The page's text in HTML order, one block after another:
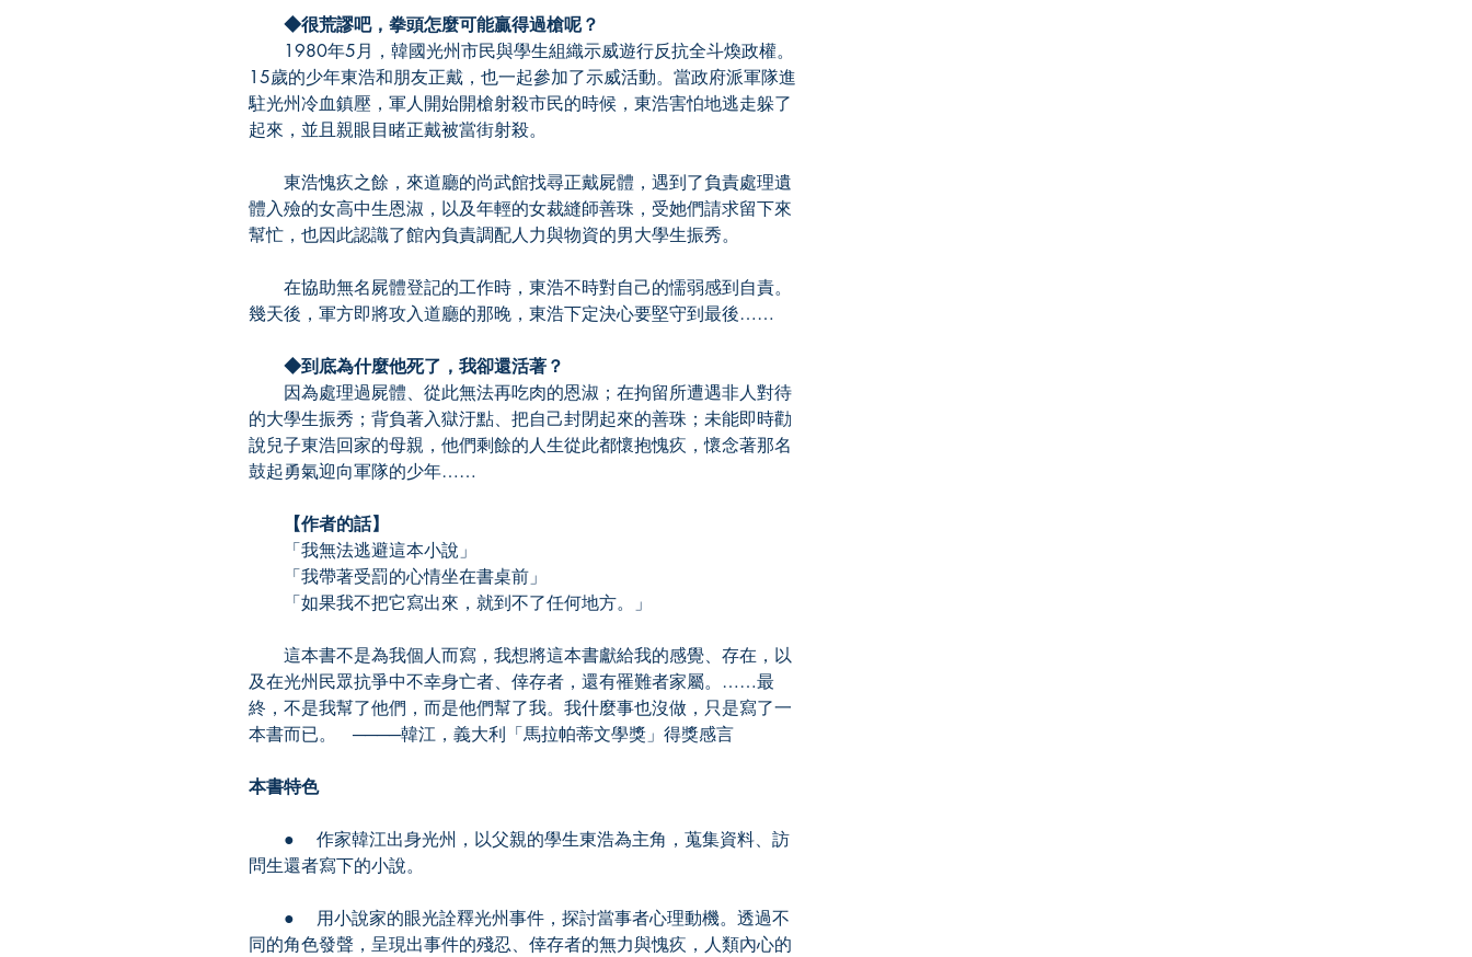
◆很荒謬吧，拳頭怎麼可能贏得過槍呢？
1980年5月，韓國光州市民與學生組織示威遊行反抗全斗煥政權。
15歲的少年東浩和朋友正戴，也一起參加了示威活動。當政府派軍隊進
駐光州冷血鎮壓，軍人開始開槍射殺市民的時候，東浩害怕地逃走躲了
起來，並且親眼目睹正戴被當街射殺。
東浩愧疚之餘，來道廳的尚武館找尋正戴屍體，遇到了負責處理遺
體入殮的女高中生恩淑，以及年輕的女裁縫師善珠，受她們請求留下來
幫忙，也因此認識了館內負責調配人力與物資的男大學生振秀。
在協助無名屍體登記的工作時，東浩不時對自己的懦弱感到自責。
幾天後，軍方即將攻入道廳的那晚，東浩下定決心要堅守到最後……
◆到底為什麼他死了，我卻還活著？
因為處理過屍體、從此無法再吃肉的恩淑；在拘留所遭遇非人對待
的大學生振秀；背負著入獄汙點、把自己封閉起來的善珠；未能即時勸
說兒子東浩回家的母親，他們剩餘的人生從此都懷抱愧疚，懷念著那名
鼓起勇氣迎向軍隊的少年……
【作者的話】
「我無法逃避這本小說」
「我帶著受罰的心情坐在書桌前」
「如果我不把它寫出來，就到不了任何地方。」
這本書不是為我個人而寫，我想將這本書獻給我的感覺、存在，以
及在光州民眾抗爭中不幸身亡者、倖存者，還有罹難者家屬。……最
終，不是我幫了他們，而是他們幫了我。我什麼事也沒做，只是寫了一
本書而已。 ────韓江，義大利「馬拉帕蒂文學獎」得獎感言
本書特色
● 作家韓江出身光州，以父親的學生東浩為主角，蒐集資料、訪
問生還者寫下的小說。
● 用小說家的眼光詮釋光州事件，探討當事者心理動機。透過不
同的角色發聲，呈現出事件的殘忍、倖存者的無力與愧疚，人類內心的